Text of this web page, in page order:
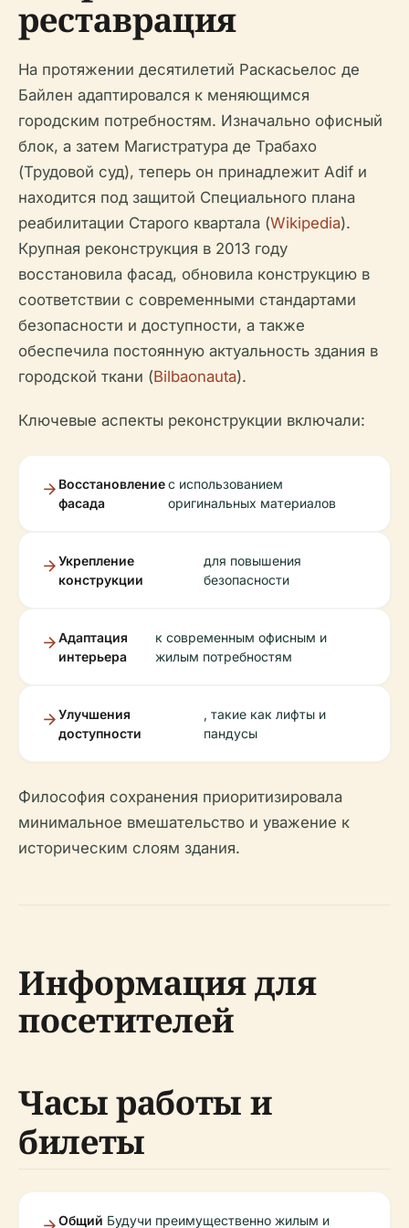
реставрация
На протяжении десятилетий Раскасьелос де
Байлен адаптировался к меняющимся
городским потребностям. Изначально офисный
блок, а затем Магистратура де Трабахо
(Трудовой суд), теперь он принадлежит Adif и
находится под защитой Специального плана
реабилитации Старого квартала (Wikipedia).
Крупная реконструкция в 2013 году
восстановила фасад, обновила конструкцию в
соответствии с современными стандартами
безопасности и доступности, а также
обеспечила постоянную актуальность здания в
городской ткани (Bilbaonauta).
Ключевые аспекты реконструкции включали:
Восстановление
фасада
с использованием
оригинальных материалов
Укрепление
конструкции
для повышения
безопасности
Адаптация
интерьера
к современным офисным и
жилым потребностям
Улучшения
доступности
, такие как лифты и
пандусы
Философия сохранения приоритизировала
минимальное вмешательство и уважение к
историческим слоям здания.
Информация для
посетителей
Часы работы и
билеты
Общий Будучи преимущественно жилым и